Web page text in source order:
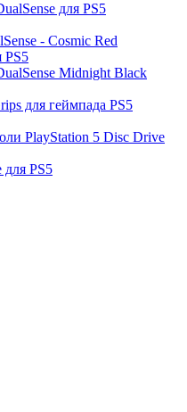
для PS5
- Cosmic Red
PS5
Midnight Black
для геймпада PS5
PlayStation 5 Disc Drive
для PS5